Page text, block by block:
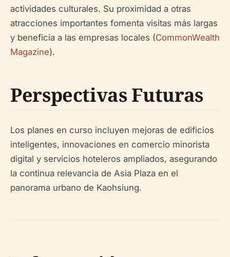
actividades culturales. Su proximidad a otras
atracciones importantes fomenta visitas más largas
y beneficia a las empresas locales (CommonWealth
Magazine).
Perspectivas Futuras
Los planes en curso incluyen mejoras de edificios
inteligentes, innovaciones en comercio minorista
digital y servicios hoteleros ampliados, asegurando
la continua relevancia de Asia Plaza en el
panorama urbano de Kaohsiung.